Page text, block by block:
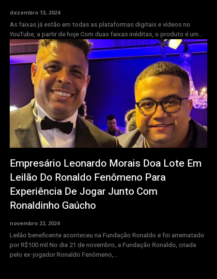
dezembro 13, 2024
As faixas já estão em todas as plataformas digitais e vídeos no
YouTube, a partir de hoje Com duas faixas inéditas, o produto é um...
Empresário Leonardo Morais Doa Lote Em
Leilão Do Ronaldo Fenômeno Para
Experiência De Jogar Junto Com
Ronaldinho Gaúcho
novembro 22, 2024
Leilão beneficente aconteceu na Fundação Ronaldo e foi arrematado
por R$100 mil No dia 21 de novembro, a Fundação Ronaldo, criada
pelo ex-jogador Ronaldo Fenômeno,...